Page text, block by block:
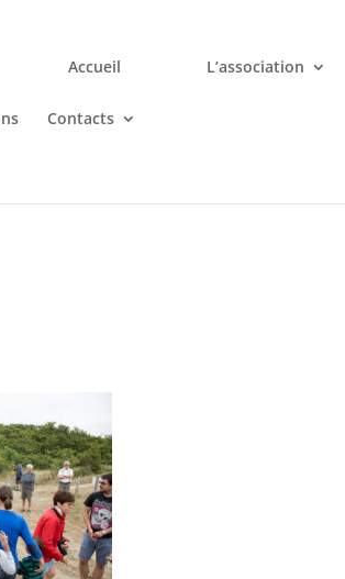
Accueil L’association
Contacts
où et n’importe quand avec votre